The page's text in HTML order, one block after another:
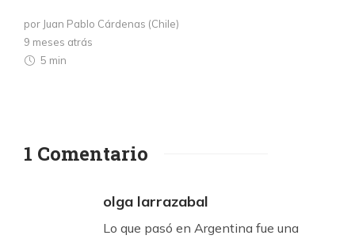
por Juan Pablo Cárdenas (Chile)
9 meses atrás
5 min
1 Comentario
olga larrazabal
Lo que pasó en Argentina fue una